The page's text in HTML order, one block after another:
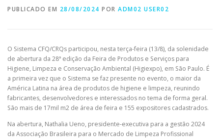
TRANSPARÊNCIA E PRESTAÇÃO DE CONTAS
PERGUNTAS FREQUENTES
PESQUISA DE SATISFAÇÃO CONTATO
PUBLICADO EM 28/08/2024 POR ADM02 USER02
O Sistema CFQ/CRQs participou, nesta terça-feira (13/8), da solenidade
de abertura da 28ª edição da Feira de Produtos e Serviços para
Higiene, Limpeza e Conservação Ambiental (Higiexpo), em São Paulo. É
a primeira vez que o Sistema se faz presente no evento, o maior da
América Latina na área de produtos de higiene e limpeza, reunindo
fabricantes, desenvolvedores e interessados no tema de forma geral.
São mais de 17mil m2 de área de feira e 155 expositores cadastrados.
Na abertura, Nathalia Ueno, presidente-executiva para a gestão 2024
da Associação Brasileira para o Mercado de Limpeza Profissional